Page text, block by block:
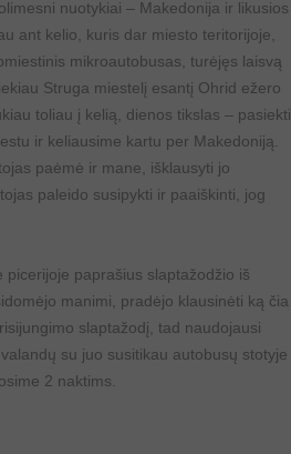
nuotykiai – Makedonija ir likusios
ant kelio, kuris dar miesto teritorijoje,
mikroautobusas, turėjęs laisvą
Struga miestelį esantį Ohrid ežero
toliau į kelią, dienos tikslas – pasiekti
ir keliausime kartu per Makedoniją.
paėmė ir mane, išklausyti jo
paleido susipykti ir paaiškinti, jog
paprašius slaptažodžio iš
manimi, pradėjo klausinėti ką čia
slaptažodį, tad naudojausi
su juo susitikau autobusų stotyje
2 naktims.